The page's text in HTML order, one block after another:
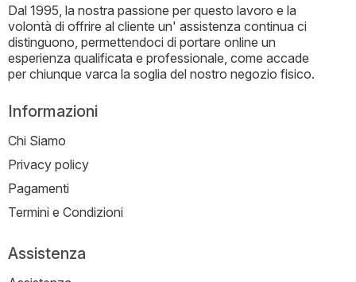
Dal 1995, la nostra passione per questo lavoro e la
volontà di offrire al cliente un' assistenza continua ci
distinguono, permettendoci di portare online un
esperienza qualificata e professionale, come accade
per chiunque varca la soglia del nostro negozio fisico.
Informazioni
Chi Siamo
Privacy policy
Pagamenti
Termini e Condizioni
Assistenza